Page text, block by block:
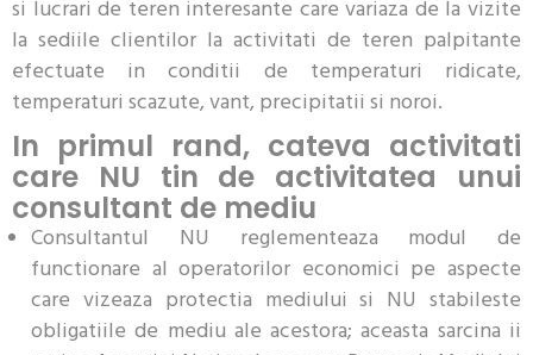
si lucrari de teren interesante care variaza de la vizite
la sediile clientilor la activitati de teren palpitante
efectuate in conditii de temperaturi ridicate,
temperaturi scazute, vant, precipitatii si noroi.
In primul rand, cateva activitati
care NU tin de activitatea unui
consultant de mediu
Consultantul NU reglementeaza modul de
functionare al operatorilor economici pe aspecte
care vizeaza protectia mediului si NU stabileste
obligatiile de mediu ale acestora; aceasta sarcina ii